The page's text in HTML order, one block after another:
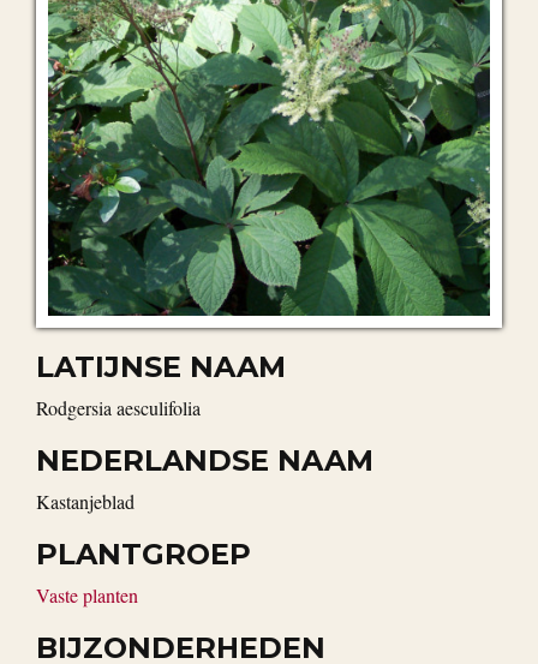
LATIJNSE NAAM
Rodgersia aesculifolia
NEDERLANDSE NAAM
kastanjeblad
PLANTGROEP
Vaste planten
BIJZONDERHEDEN